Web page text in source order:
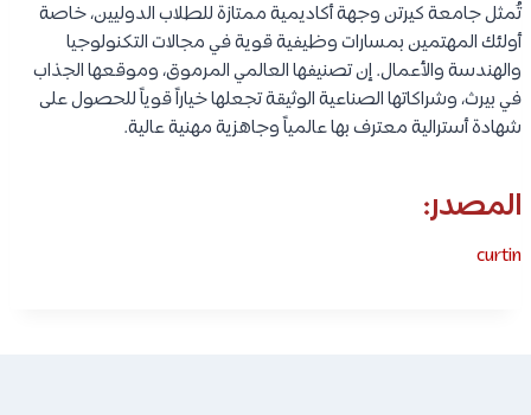
تُمثل جامعة كيرتن وجهة أكاديمية ممتازة للطلاب الدوليين، خاصة
أولئك المهتمين بمسارات وظيفية قوية في مجالات التكنولوجيا
والهندسة والأعمال. إن تصنيفها العالمي المرموق، وموقعها الجذاب
في بيرث، وشراكاتها الصناعية الوثيقة تجعلها خياراً قوياً للحصول على
شهادة أسترالية معترف بها عالمياً وجاهزية مهنية عالية.
المصدر:
curtin